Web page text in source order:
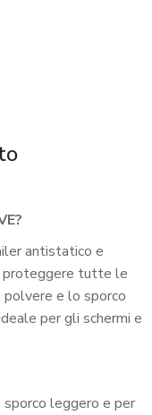
antistatico e
proteggere tutte le
polvere e lo sporco
per gli schermi e
leggero e per